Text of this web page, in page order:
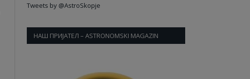
Tweets by @AstroSkopje
НАШ ПРИЈАТЕЛ – ASTRONOMSKI MAGAZIN